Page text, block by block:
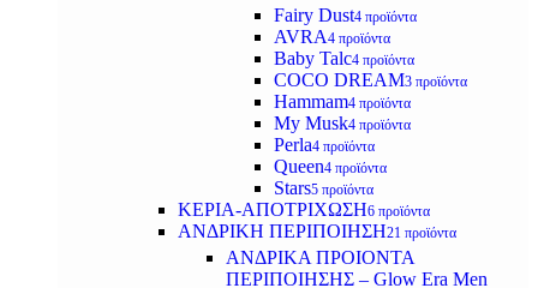
Fairy Dust4 προϊόντα
AVRA4 προϊόντα
Baby Talc4 προϊόντα
COCO DREAM3 προϊόντα
Hammam4 προϊόντα
My Musk4 προϊόντα
Perla4 προϊόντα
Queen4 προϊόντα
Stars5 προϊόντα
ΚΕΡΙΑ-ΑΠΟΤΡΙΧΩΣΗ6 προϊόντα
ΑΝΔΡΙΚΗ ΠΕΡΙΠΟΙΗΣΗ21 προϊόντα
ΑΝΔΡΙΚΑ ΠΡΟΙΟΝΤΑ
ΠΕΡΙΠΟΙΗΣΗΣ – Glow Era Men